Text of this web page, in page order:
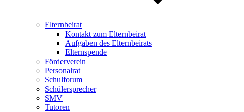
Elternbeirat
Kontakt zum Elternbeirat
Aufgaben des Elternbeirats
Elternspende
Förderverein
Personalrat
Schulforum
Schülersprecher
SMV
Tutoren